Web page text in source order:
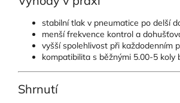
stabilní tlak v pneumatice po delší
menší frekvence kontrol a
vyšší spolehlivost při každodenním
kompatibilita s běžnými 5.00-5 koly
Shrnutí